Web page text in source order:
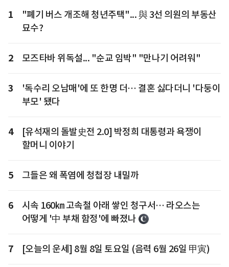
1
"폐기 버스 개조해 청년주택"... 與 3선 의원의 부동산
묘수?
2 모즈타바 위독설... "순교 임박" "만나기 어려워"
3
'독수리 오남매'에 또 한명 더… 결혼 싫다더니 '다둥이
부모' 됐다
4
[유석재의 돌발史전 2.0] 박정희 대통령과 욕쟁이
할머니 이야기
5 그들은 왜 폭염에 청첩장 내밀까
6
시속 160㎞ 고속철 아래 쌓인 청구서… 라오스는
어떻게 '中 부채 함정'에 빠졌나
7 [오늘의 운세] 8월 8일 토요일 (음력 6월 26일 甲寅)